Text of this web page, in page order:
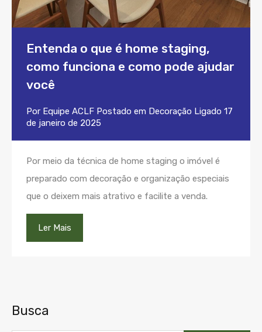
Entenda o que é home staging,
como funciona e como pode ajudar
você
Por Equipe ACLF Postado em Decoração Ligado 17
de janeiro de 2025
Por meio da técnica de home staging o imóvel é
preparado com decoração e organização especiais
que o deixem mais atrativo e facilite a venda.
Ler Mais
Busca